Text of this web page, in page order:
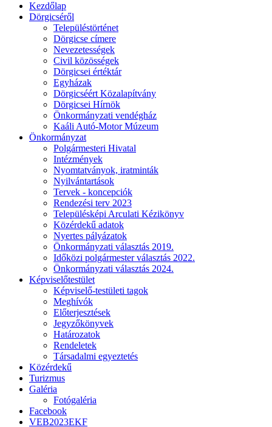
Kezdőlap
Dörgicséről
Településtörténet
Dörgicse címere
Nevezetességek
Civil közösségek
Dörgicsei értéktár
Egyházak
Dörgicséért Közalapítvány
Dörgicsei Hírnök
Önkormányzati vendégház
Kaáli Autó-Motor Múzeum
Önkormányzat
Polgármesteri Hivatal
Intézmények
Nyomtatványok, iratminták
Nyilvántartások
Tervek - koncepciók
Rendezési terv 2023
Településképi Arculati Kézikönyv
Közérdekű adatok
Nyertes pályázatok
Önkormányzati választás 2019.
Időközi polgármester választás 2022.
Önkormányzati választás 2024.
Képviselőtestület
Képviselő-testületi tagok
Meghívók
Előterjesztések
Jegyzőkönyvek
Határozatok
Rendeletek
Társadalmi egyeztetés
Közérdekű
Turizmus
Galéria
Fotógaléria
Facebook
VEB2023EKF